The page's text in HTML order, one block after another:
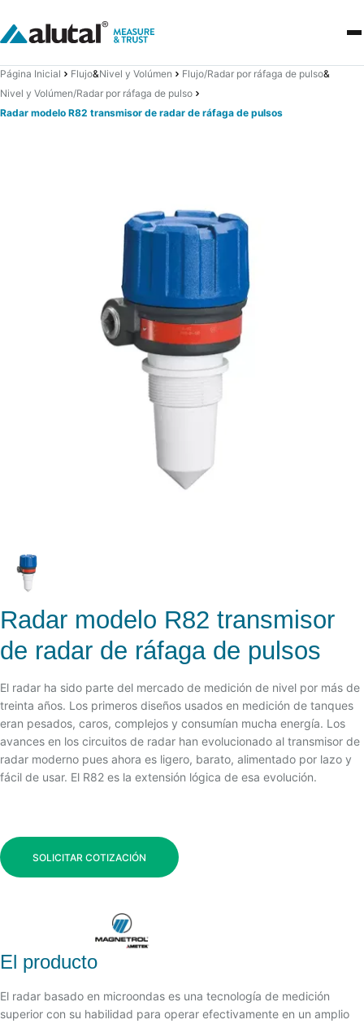
Página Inicial Flujo&Nivel y Volúmen Flujo/Radar por ráfaga de pulso&
Nivel y Volúmen/Radar por ráfaga de pulso
Radar modelo R82 transmisor de radar de ráfaga de pulsos
Radar modelo R82 transmisor
de radar de ráfaga de pulsos
El radar ha sido parte del mercado de medición de nivel por más de
treinta años. Los primeros diseños usados en medición de tanques
eran pesados, caros, complejos y consumían mucha energía. Los
avances en los circuitos de radar han evolucionado al transmisor de
radar moderno pues ahora es ligero, barato, alimentado por lazo y
fácil de usar. El R82 es la extensión lógica de esa evolución.
SOLICITAR COTIZACIÓN
El producto
El radar basado en microondas es una tecnología de medición
superior con su habilidad para operar efectivamente en un amplio